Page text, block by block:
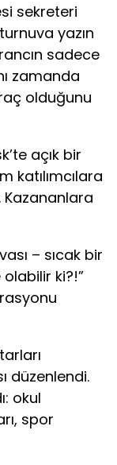
sekreteri
yazın
sadece
zamanda
olduğunu
açık bir
katılımcılara
Kazananlara
– sıcak bir
ki?!”
düzenlendi.
okul
spor